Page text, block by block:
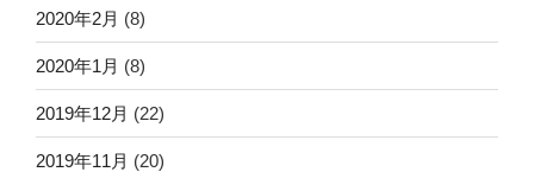
2020年2月 (8)
2020年1月 (8)
2019年12月 (22)
2019年11月 (20)